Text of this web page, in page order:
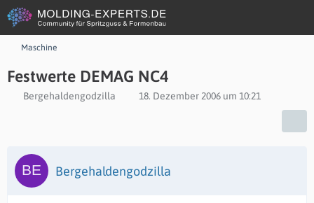
Maschine
Festwerte DEMAG NC4
Bergehaldengodzilla 18. Dezember 2006 um 10:21
Bergehaldengodzilla